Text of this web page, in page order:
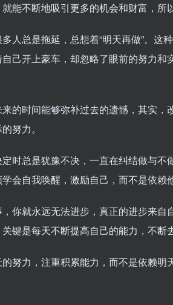
能不断地吸引更多的机会和财富，所
人总是拖延，总想着“明天再做”。
己开上豪车，却忽略了眼前的努力
的时间能够弥补过去的遗憾，其实
努力。
时总是犹豫不决，一直在纠结做与
会自我唤醒，激励自己，而不是依赖
你就永远无法进步，真正的进步来
键是每天不断提高自己的能力，不断
努力，注重积累能力，而不是依赖